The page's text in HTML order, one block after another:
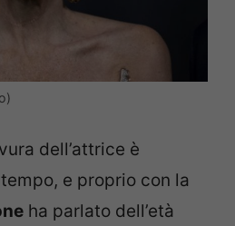
dell’attrice è
e proprio con la
ha parlato dell’età